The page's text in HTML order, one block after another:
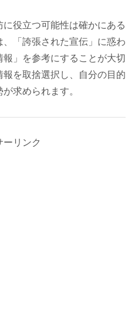
役立つ可能性は確かにある
「誇張された宣伝」に惑わ
」を参考にすることが大切
を取捨選択し、自分の目的
求められます。
ーリンク